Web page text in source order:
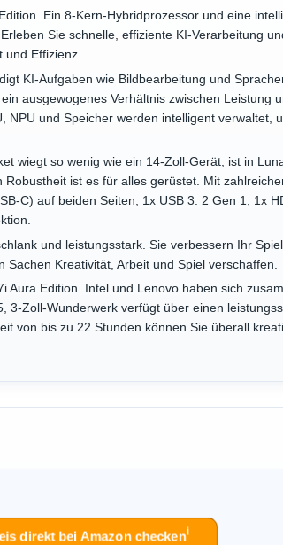
Ein 8-Kern-Hybridprozessor und eine
Sie schnelle, effiziente KI-Verarbeitung
Effizienz.
KI-Aufgaben wie Bildbearbeitung und
ausgewogenes Verhältnis zwischen Leistung
und Speicher werden intelligent verwaltet,
wiegt so wenig wie ein 14-Zoll-Gerät, ist in
ist es für alles gerüstet. Mit
C) auf beiden Seiten, 1x USB 3. 2 Gen 1, 1x
und leistungsstark. Sie verbessern Ihr
Kreativität, Arbeit und Spiel verschaffen.
Aura Edition. Intel und Lenovo haben sich
3-Zoll-Wunderwerk verfügt über einen
von bis zu 22 Stunden können Sie überall
direkt bei Amazon checkenℹ︎